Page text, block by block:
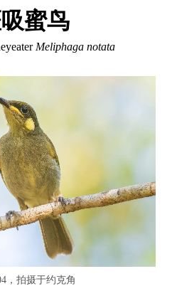
蜜鸟
Meliphaga notata
，拍摄于约克角